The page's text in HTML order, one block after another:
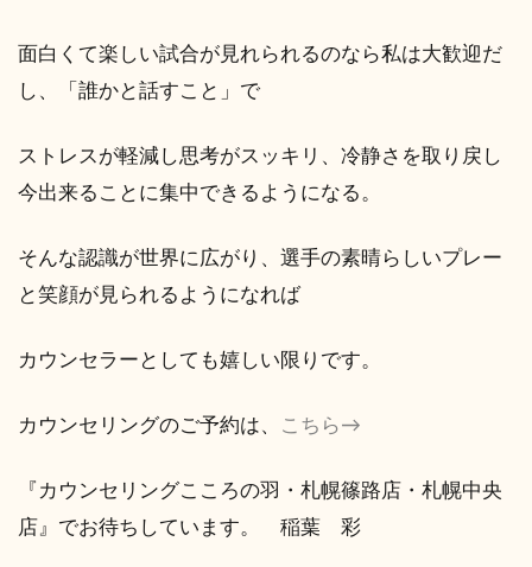
面白くて楽しい試合が見れられるのなら私は大歓迎だ
し、「誰かと話すこと」で
ストレスが軽減し思考がスッキリ、冷静さを取り戻し
今出来ることに集中できるようになる。
そんな認識が世界に広がり、選手の素晴らしいプレー
と笑顔が見られるようになれば
カウンセラーとしても嬉しい限りです。
カウンセリングのご予約は、 こちら→
『カウンセリングこころの羽・札幌篠路店・札幌中央
店』でお待ちしています。 稲葉 彩